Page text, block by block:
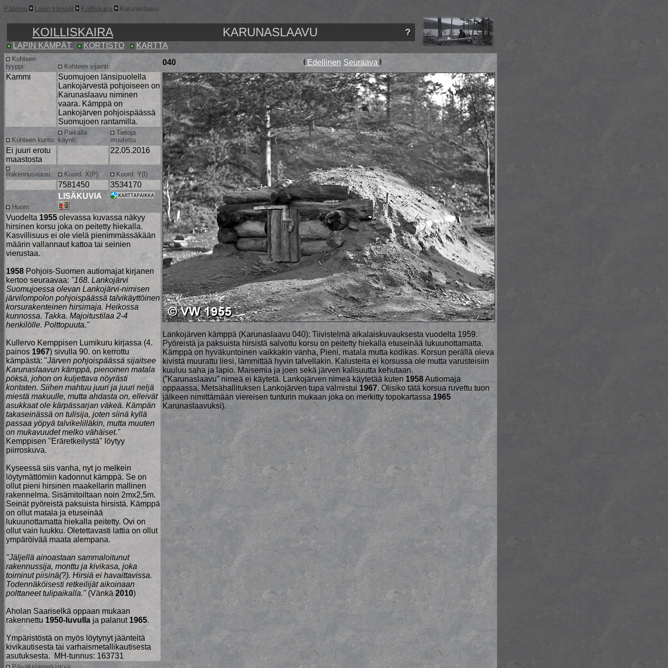
Pääsivu Lapin kämpät Koilliskaira Karunaslaavu
KOILLISKAIRA KARUNASLAAVU
LAPIN KÄMPÄT KORTISTO KARTTA
Kohteen
tyyppi:
Kohteen sijainti: 040 Edellinen Seuraava
Kammi
Suomujoen länsipuolella
Lankojärvestä pohjoiseen on
Karunaslaavu niminen
vaara. Kämppä on
Lankojärven pohjoispäässä
Suomujoen rantamilla.
Lankojärven kämppä (Karunaslaavu 040): Tiivistelmä aikalaiskuvauksesta vuodelta 1959.
Pyöreistä ja paksuista hirsistä salvottu korsu on peitetty hiekalla etuseinää lukuunottamatta.
Kämppä on hyväkuntoinen vaikkakin vanha, Pieni, matala mutta kodikas. Korsun perällä oleva
kivistä muurattu liesi, lämmittää hyvin talvellakin. Kalusteita ei korsussa ole mutta varusteisiin
kuuluu saha ja lapio. Maisemia ja joen sekä järven kalisuutta kehutaan.
(”Karunaslaavu” nimeä ei käytetä. Lankojärven nimeä käytetää kuten 1958Autiomaja
oppaassa. Metsähallituksen Lankojärven tupa valmistui 1967. Olisiko tätä korsua ruvettu tuon
jälkeen nimittämään viereisen tunturin mukaan joka on merkitty topokartassa 1965
Karunaslaavuksi).
Kohteen kunto:
Paikalla
käynti:
Tietoja
muutettu
Ei juuri erotu
maastosta
22.05.2016
Rakennusvuosi: Koord. X(P) Koord. Y(I)
7581450 3534170
Huom:
LISÄKUVIA
Vuodelta 1955 olevassa kuvassa näkyy
hirsinen korsu joka on peitetty hiekalla.
Kasvillisuus ei ole vielä pienimmässäkään
määrin vallannaut kattoa tai seinien
vierustaa.
1958 Pohjois-Suomen autiomajat kirjanen
kertoo seuraavaa: "168. Lankojärvi
Suomujoessa olevan Lankojärvi-nimisen
järvilompolon pohjoispäässä talvikäyttöinen
korsurakenteinen hirsimaja. Heikossa
kunnossa. Takka. Majoitustilaa 2-4
henkilölle. Polttopuuta."
Kullervo Kemppisen Lumikuru kirjassa (4.
painos 1967) sivulla 90. on kerrottu
kämpästä: "Järven pohjoispäässä sijaitsee
Karunaslaavun kämppä, pienoinen matala
pöksä, johon on kuljettava nöyrästi
kontaten. Siihen mahtuu juuri ja juuri neljä
miestä makuulle, mutta ahdasta on, elleivät
asukkaat ole kärpässarjan väkeä. Kämpän
takaseinässä on tulisija, joten siinä kyllä
passaa yöpyä talvikelilläkin, mutta muuten
on mukavuudet melko vähäiset."
Kemppisen "Eräretkeilystä" löytyy
piirroskuva.
Kyseessä siis vanha, nyt jo melkein
löytymättömiin kadonnut kämppä. Se on
ollut pieni hirsinen maakellarin mallinen
rakennelma. Sisämitoiltaan noin 2mx2,5m.
Seinät pyöreistä paksuista hirsistä. Kämppä
on ollut matala ja etuseinää
lukuunottamatta hiekalla peitetty. Ovi on
ollut vain luukku. Oletettavasti lattia on ollut
ympäröivää maata alempana.
"Jäljellä ainoastaan sammaloitunut
rakennussija, monttu ja kivikasa, joka
toiminut piisinä(?). Hirsiä ei havaittavissa.
Todennäköisesti retkeilijät aikoinaan
polttaneet tulipaikalla."(Vänkä 2010)
Aholan Saariselkä oppaan mukaan
rakennettu 1950-luvulla ja palanut 1965.
Ympäristöstä on myös löytynyt jäänteitä
kivikautisesta tai varhaismetallikautisesta
asutuksesta. MH-tunnus: 163731